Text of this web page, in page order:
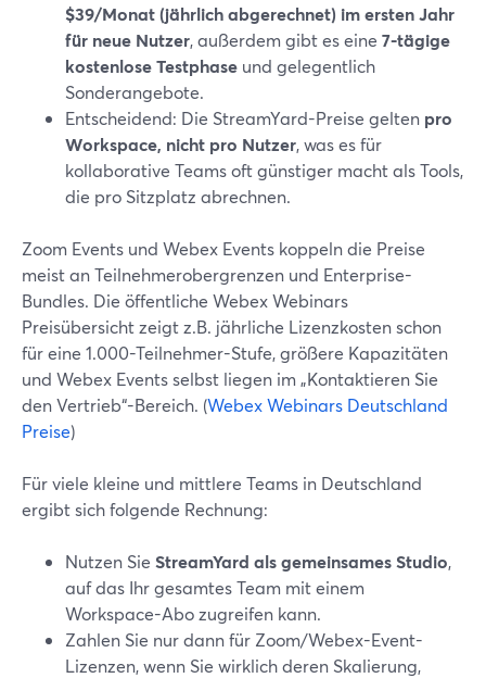
$39/Monat (jährlich abgerechnet) im ersten Jahr
für neue Nutzer, außerdem gibt es eine 7-tägige
kostenlose Testphase und gelegentlich
Sonderangebote.
Entscheidend: Die StreamYard-Preise gelten pro
Workspace, nicht pro Nutzer, was es für
kollaborative Teams oft günstiger macht als Tools,
die pro Sitzplatz abrechnen.
Zoom Events und Webex Events koppeln die Preise
meist an Teilnehmerobergrenzen und Enterprise-
Bundles. Die öffentliche Webex Webinars
Preisübersicht zeigt z.B. jährliche Lizenzkosten schon
für eine 1.000-Teilnehmer-Stufe, größere Kapazitäten
und Webex Events selbst liegen im „Kontaktieren Sie
den Vertrieb“-Bereich. (Webex Webinars Deutschland
Preise)
Für viele kleine und mittlere Teams in Deutschland
ergibt sich folgende Rechnung:
Nutzen Sie StreamYard als gemeinsames Studio,
auf das Ihr gesamtes Team mit einem
Workspace-Abo zugreifen kann.
Zahlen Sie nur dann für Zoom/Webex-Event-
Lizenzen, wenn Sie wirklich deren Skalierung,